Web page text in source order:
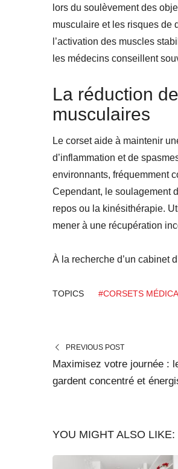
lors du soulèvement des
musculaire et les risques de
l’activation des muscles
les médecins conseillent
La réduction
musculaires
Le corset aide à maintenir
d’inflammation et de
environnants, fréquemment
Cependant, le soulagement
repos ou la kinésithérapie.
mener à une récupération
À la recherche d’un cabinet
TOPICS #CORSETS
PREVIOUS POST
Maximisez votre journée :
gardent concentré et
YOU MIGHT ALSO LIKE: